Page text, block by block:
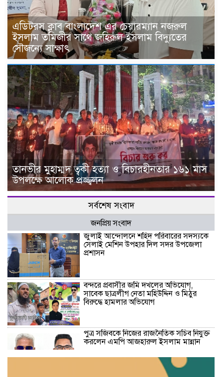
এডিটরস ক্লাব বাংলাদেশ এর চেয়ারম্যান নজরুল
ইসলাম তমিজীর সাথে জহিরুল ইসলাম বিদ্যুতের
সৌজন্যে সাক্ষাৎ
তানভীর মুহাম্মদ ত্বকী হত্যা ও বিচারহীনতার ১৬১ মাস
উপলক্ষে আলোক প্রজ্জ্বলন
সর্বশেষ সংবাদ
জনপ্রিয় সংবাদ
জুলাই আন্দোলনে শহিদ পরিবারের সদস্যকে
সেলাই মেশিন উপহার দিল সদর উপজেলা
প্রশাসন
বন্দরে প্রবাসীর জমি দখলের অভিযোগ,
সাবেক ছাত্রলীগ নেতা মহিউদ্দিন ও মিঠুর
বিরুদ্ধে হামলার অভিযোগ
পুত্র সজিবকে নিজের রাজনৈতিক সচিব নিযুক্ত
করলেন এমপি আজহারুল ইসলাম মান্নান